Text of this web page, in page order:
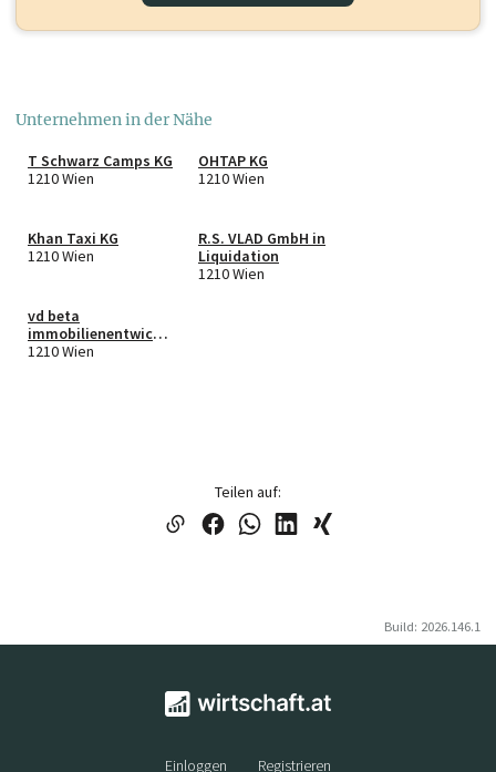
Unternehmen in der Nähe
T Schwarz Camps KG
1210 Wien
OHTAP KG
1210 Wien
Khan Taxi KG
1210 Wien
R.S. VLAD GmbH in
Liquidation
1210 Wien
vd beta
immobilienentwicklu
ngs gmbh
1210 Wien
Teilen auf:
Build: 2026.146.1
Einloggen Registrieren